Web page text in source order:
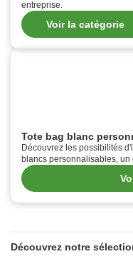
entreprise.
Voir la catégorie
Tote bag blanc
Découvrez les possibilités
blancs personnalisables,
Découvrez notre